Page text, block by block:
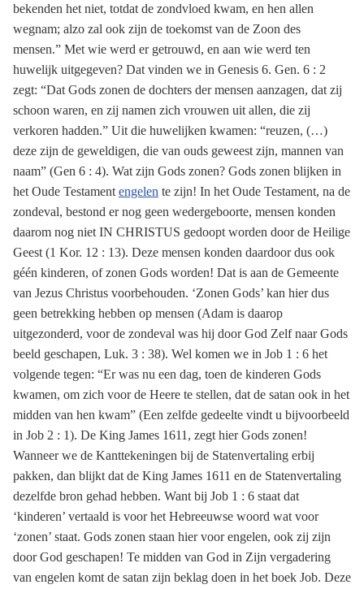
bekenden het niet, totdat de zondvloed kwam, en hen allen
wegnam; alzo zal ook zijn de toekomst van de Zoon des
mensen.” Met wie werd er getrouwd, en aan wie werd ten
huwelijk uitgegeven? Dat vinden we in Genesis 6. Gen. 6 : 2
zegt: “Dat Gods zonen de dochters der mensen aanzagen, dat zij
schoon waren, en zij namen zich vrouwen uit allen, die zij
verkoren hadden.” Uit die huwelijken kwamen: “reuzen, (…)
deze zijn de geweldigen, die van ouds geweest zijn, mannen van
naam” (Gen 6 : 4). Wat zijn Gods zonen? Gods zonen blijken in
het Oude Testament engelen te zijn! In het Oude Testament, na de
zondeval, bestond er nog geen wedergeboorte, mensen konden
daarom nog niet IN CHRISTUS gedoopt worden door de Heilige
Geest (1 Kor. 12 : 13). Deze mensen konden daardoor dus ook
géén kinderen, of zonen Gods worden! Dat is aan de Gemeente
van Jezus Christus voorbehouden. ‘Zonen Gods’ kan hier dus
geen betrekking hebben op mensen (Adam is daarop
uitgezonderd, voor de zondeval was hij door God Zelf naar Gods
beeld geschapen, Luk. 3 : 38). Wel komen we in Job 1 : 6 het
volgende tegen: “Er was nu een dag, toen de kinderen Gods
kwamen, om zich voor de Heere te stellen, dat de satan ook in het
midden van hen kwam” (Een zelfde gedeelte vindt u bijvoorbeeld
in Job 2 : 1). De King James 1611, zegt hier Gods zonen!
Wanneer we de Kanttekeningen bij de Statenvertaling erbij
pakken, dan blijkt dat de King James 1611 en de Statenvertaling
dezelfde bron gehad hebben. Want bij Job 1 : 6 staat dat
‘kinderen’ vertaald is voor het Hebreeuwse woord wat voor
‘zonen’ staat. Gods zonen staan hier voor engelen, ook zij zijn
door God geschapen! Te midden van God in Zijn vergadering
van engelen komt de satan zijn beklag doen in het boek Job. Deze